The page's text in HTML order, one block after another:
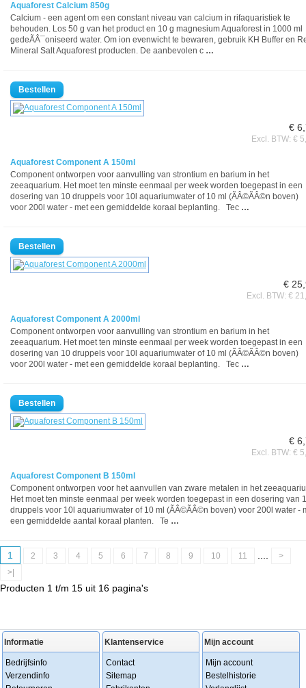
Aquaforest Calcium 850g
Calcium - een agent om een constant niveau van calcium in rifaquaristiek te
behouden. Los 50 g van het product en 10 g magnesium Aquaforest in 1000 ml
gedeÃÂ¯oniseerd water. Om ion evenwicht te bewaren, gebruik KH Buffer en
Mineral Salt Aquaforest producten. De aanbevolen c …
€
Excl. BTW: €
Aquaforest Component A 150ml
Component ontworpen voor aanvulling van strontium en barium in het
zeeaquarium. Het moet ten minste eenmaal per week worden toegepast in een
dosering van 10 druppels voor 10l aquariumwater of 10 ml (ÃÂ©ÃÂ©n boven)
voor 200l water - met een gemiddelde koraal beplanting. Tec …
€
Excl. BTW: €
Aquaforest Component A 2000ml
Component ontworpen voor aanvulling van strontium en barium in het
zeeaquarium. Het moet ten minste eenmaal per week worden toegepast in een
dosering van 10 druppels voor 10l aquariumwater of 10 ml (ÃÂ©ÃÂ©n boven)
voor 200l water - met een gemiddelde koraal beplanting. Tec …
€
Excl. BTW: €
Aquaforest Component B 150ml
Component ontworpen voor het aanvullen van zware metalen in het
Het moet ten minste eenmaal per week worden toegepast in een dosering van
druppels voor 10l aquariumwater of 10 ml (ÃÂ©ÃÂ©n boven) voor 200l water -
een gemiddelde aantal koraal planten. Te …
1 2 3 4 5 6 7 8 9 10 11
>
>|
Producten 1 t/m 15 uit 16 pagina's
Informatie
Bedrijfsinfo
Verzendinfo
Klantenservice
Contact
Sitemap
Mijn account
Mijn account
Bestelhistorie